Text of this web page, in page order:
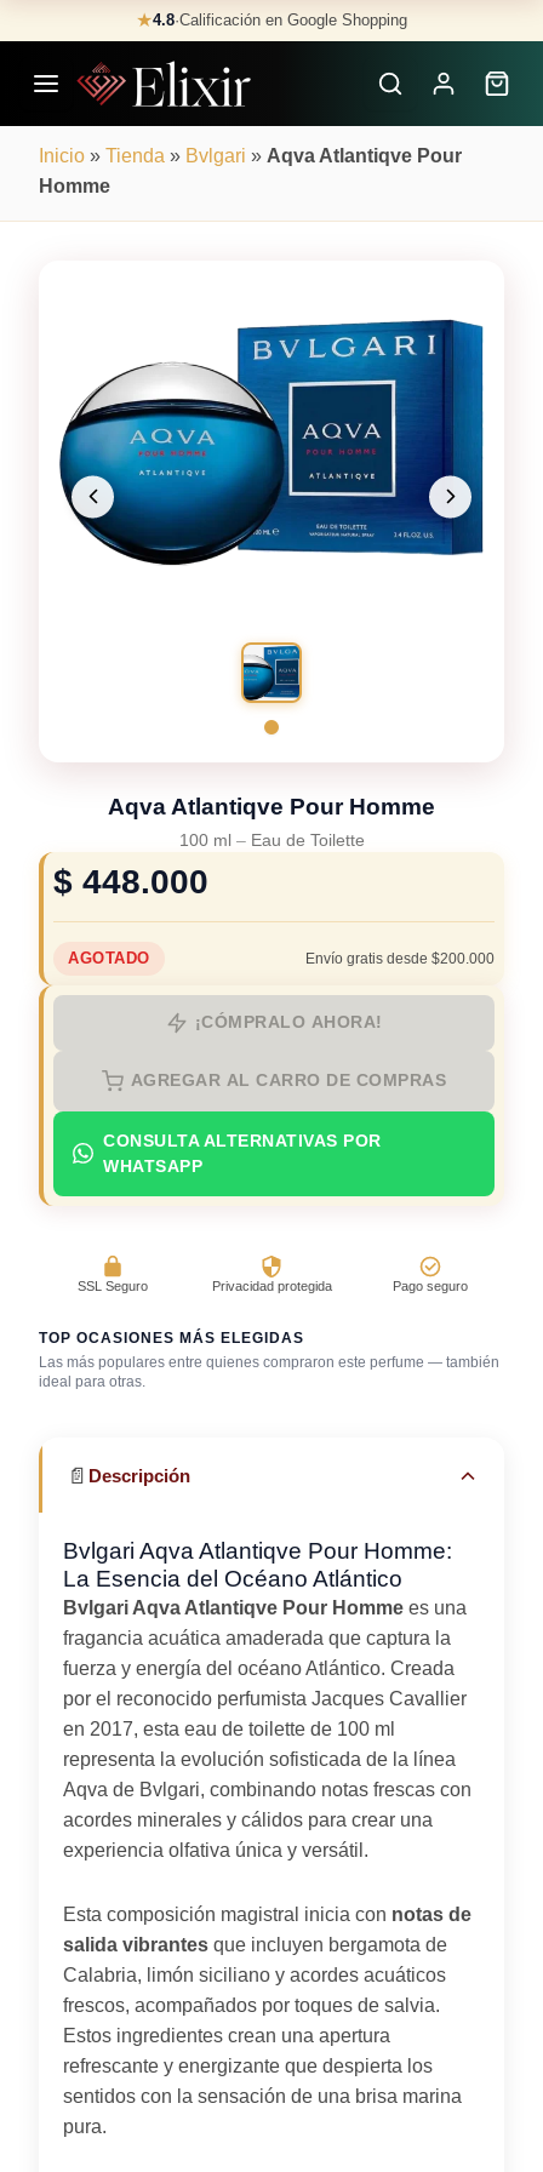
to
content
★4.8·Calificación en Google Shopping
Inicio » Tienda » Bvlgari » Aqva Atlantiqve Pour
Homme
Aqva Atlantiqve Pour Homme
100 ml – Eau de Toilette
$ 448.000
AGOTADO Envío gratis desde $200.000
¡CÓMPRALO AHORA!
AGREGAR AL CARRO DE COMPRAS
CONSULTA ALTERNATIVAS POR
WHATSAPP
SSL Seguro Privacidad protegida Pago seguro
TOP OCASIONES MÁS ELEGIDAS
Las más populares entre quienes compraron este perfume — también
ideal para otras.
Bar / cocteles
Día caluroso /
Universidad /
📄 Descripción
Bvlgari Aqva Atlantiqve Pour Homme:
La Esencia del Océano Atlántico
Bvlgari Aqva Atlantiqve Pour Homme es una
fragancia acuática amaderada que captura la
fuerza y energía del océano Atlántico. Creada
por el reconocido perfumista Jacques Cavallier
en 2017, esta eau de toilette de 100 ml
representa la evolución sofisticada de la línea
Aqva de Bvlgari, combinando notas frescas con
acordes minerales y cálidos para crear una
experiencia olfativa única y versátil.
Esta composición magistral inicia con notas de
salida vibrantes que incluyen bergamota de
Calabria, limón siciliano y acordes acuáticos
frescos, acompañados por toques de salvia.
Estos ingredientes crean una apertura
refrescante y energizante que despierta los
sentidos con la sensación de una brisa marina
pura.